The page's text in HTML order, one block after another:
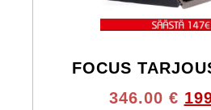
FOCUS
346.00 €